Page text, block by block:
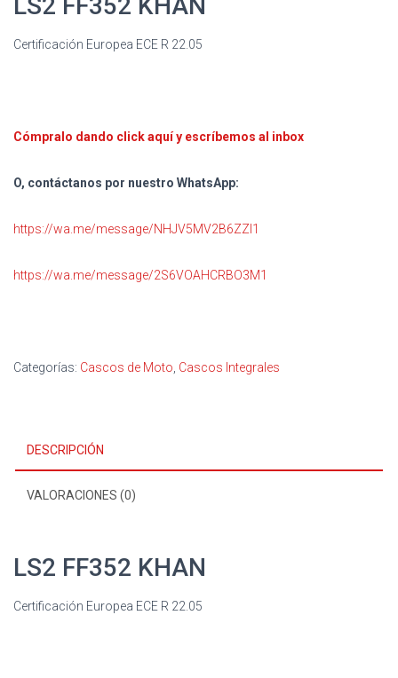
Certificación Europea ECE R 22.05
Cómpralo dando click aquí y escríbemos al inbox
O, contáctanos por nuestro WhatsApp:
https://wa.me/message/NHJV5MV2B6ZZI1
https://wa.me/message/2S6VOAHCRBO3M1
Categorías: Cascos de Moto Cascos Integrales
DESCRIPCIÓN
VALORACIONES (0)
LS2 FF352 KHAN
Certificación Europea ECE R 22.05